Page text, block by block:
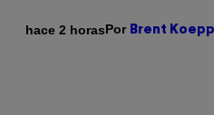
hace 2 horasPor Brent Koepp